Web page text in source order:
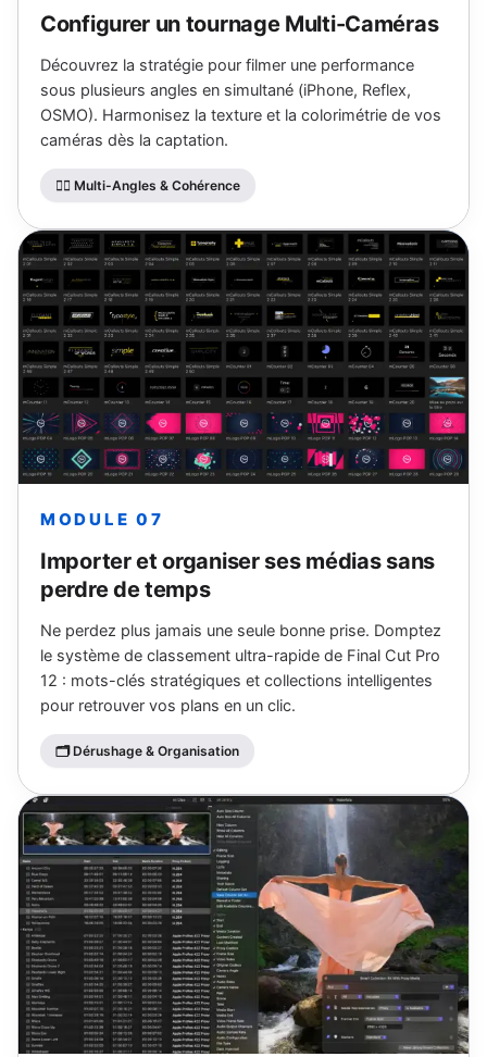
Configurer un tournage Multi-Caméras
Découvrez la stratégie pour filmer une performance
sous plusieurs angles en simultané (iPhone, Reflex,
OSMO). Harmonisez la texture et la colorimétrie de vos
caméras dès la captation.
👯‍♂️ Multi-Angles & Cohérence
MODULE 07
Importer et organiser ses médias sans
perdre de temps
Ne perdez plus jamais une seule bonne prise. Domptez
le système de classement ultra-rapide de Final Cut Pro
12 : mots-clés stratégiques et collections intelligentes
pour retrouver vos plans en un clic.
🗂 Dérushage & Organisation